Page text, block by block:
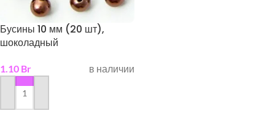
Бусины 10 мм (20 шт),
шоколадный
1.10 Br в наличии
в корзину